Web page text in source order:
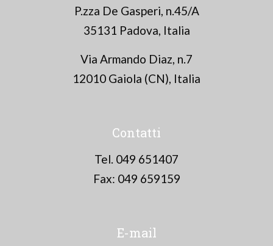
P.zza De Gasperi, n.45/A
35131 Padova, Italia
Via Armando Diaz, n.7
12010 Gaiola (CN), Italia
Contatti
Tel. 049 651407
Fax: 049 659159
E-mail